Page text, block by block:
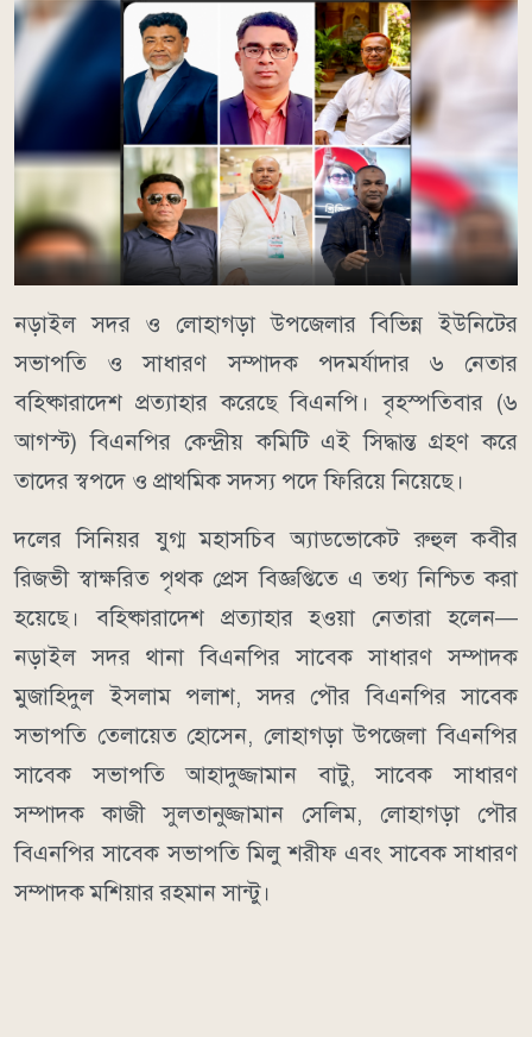
নড়াইল সদর ও লোহাগড়া উপজেলার বিভিন্ন ইউনিটের
সভাপতি ও সাধারণ সম্পাদক পদমর্যাদার ৬ নেতার
বহিষ্কারাদেশ প্রত্যাহার করেছে বিএনপি। বৃহস্পতিবার (৬
আগস্ট) বিএনপির কেন্দ্রীয় কমিটি এই সিদ্ধান্ত গ্রহণ করে
তাদের স্বপদে ও প্রাথমিক সদস্য পদে ফিরিয়ে নিয়েছে।
দলের সিনিয়র যুগ্ম মহাসচিব অ্যাডভোকেট রুহুল কবীর
রিজভী স্বাক্ষরিত পৃথক প্রেস বিজ্ঞপ্তিতে এ তথ্য নিশ্চিত করা
হয়েছে। বহিষ্কারাদেশ প্রত্যাহার হওয়া নেতারা হলেন—
নড়াইল সদর থানা বিএনপির সাবেক সাধারণ সম্পাদক
মুজাহিদুল ইসলাম পলাশ, সদর পৌর বিএনপির সাবেক
সভাপতি তেলায়েত হোসেন, লোহাগড়া উপজেলা বিএনপির
সাবেক সভাপতি আহাদুজ্জামান বাটু, সাবেক সাধারণ
সম্পাদক কাজী সুলতানুজ্জামান সেলিম, লোহাগড়া পৌর
বিএনপির সাবেক সভাপতি মিলু শরীফ এবং সাবেক সাধারণ
সম্পাদক মশিয়ার রহমান সান্টু।